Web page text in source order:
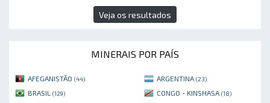
Veja os resultados
MINERAIS POR PAÍS
AFEGANISTÃO (44) ARGENTINA (23)
BRASIL (129) CONGO - KINSHASA (18)